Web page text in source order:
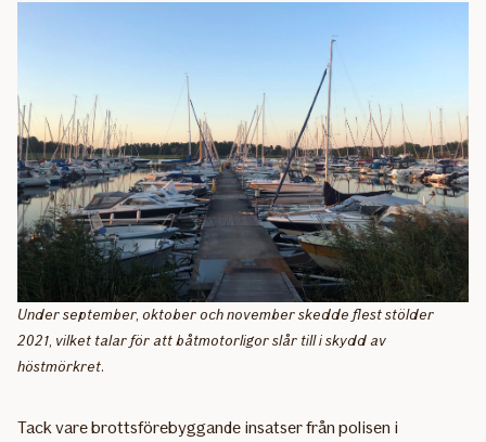
Under september, oktober och november skedde flest stölder
2021, vilket talar för att båtmotorligor slår till i skydd av
höstmörkret.
Tack vare brottsförebyggande insatser från polisen i